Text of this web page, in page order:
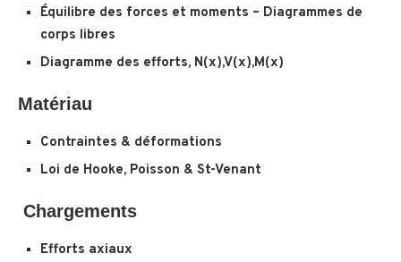
Équilibre des forces et moments – Diagrammes de
corps libres
Diagramme des efforts, N(x),V(x),M(x)
Matériau
Contraintes & déformations
Loi de Hooke, Poisson & St-Venant
Chargements
Efforts axiaux